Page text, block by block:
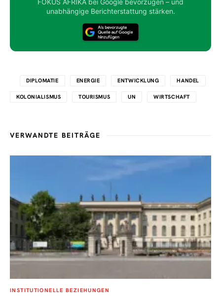
FOKUS AFRIKA bei Google bevorzugen – und
unabhängige Berichterstattung stärken.
DIPLOMATIE ENERGIE ENTWICKLUNG HANDEL
KOLONIALISMUS TOURISMUS UN WIRTSCHAFT
VERWANDTE BEITRÄGE
INSTITUTIONELLE BEZIEHUNGEN